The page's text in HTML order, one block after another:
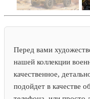
Перед вами
нашей коллекции
качественное,
подойдет в качестве